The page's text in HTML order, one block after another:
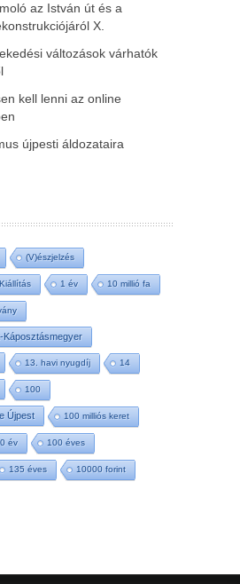
az István út és a
X.
változások várhatók
kell lenni az online
újpesti áldozataira
(V)észjelzés
1 év 10 millió fa
Káposztásmegyer
13. havi nyugdíj 14
100
Újpest 100 milliós keret
év 100 éves
135 éves 10000 forint